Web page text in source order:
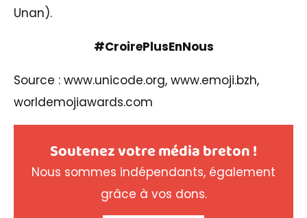
Unan).
#CroirePlusEnNous
Source : www.unicode.org, www.emoji.bzh,
worldemojiawards.com
Soutenez votre média breton !
Nous sommes indépendants, également
grâce à vos dons.